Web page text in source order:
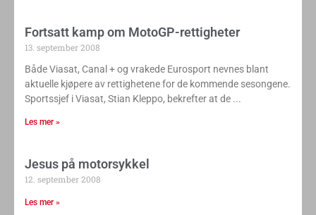
Fortsatt kamp om MotoGP-rettigheter
13. september 2008
Både Viasat, Canal + og vrakede Eurosport nevnes blant
aktuelle kjøpere av rettighetene for de kommende sesongene.
Sportssjef i Viasat, Stian Kleppo, bekrefter at de
Les mer »
Jesus på motorsykkel
12. september 2008
Les mer »